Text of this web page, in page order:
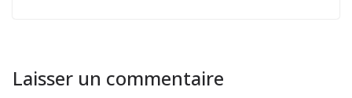
Laisser un commentaire